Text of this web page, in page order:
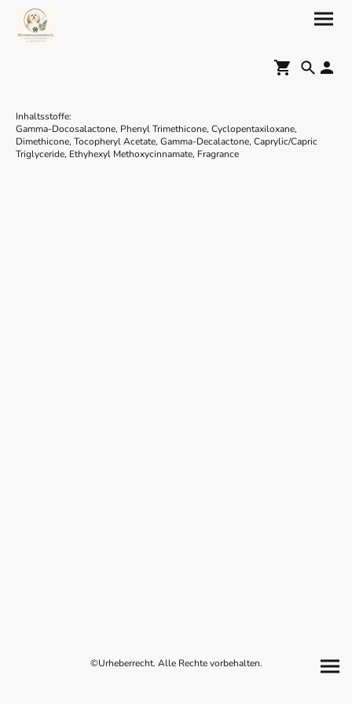
Inhaltsstoffe:
Gamma-Docosalactone, Phenyl Trimethicone, Cyclopentaxiloxane,
Dimethicone, Tocopheryl Acetate, Gamma-Decalactone, Caprylic/Capric
Triglyceride, Ethyhexyl Methoxycinnamate, Fragrance
©Urheberrecht. Alle Rechte vorbehalten.